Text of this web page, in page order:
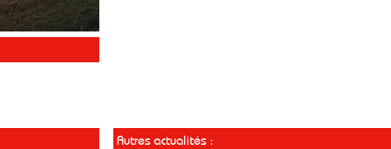
Autres actualités :